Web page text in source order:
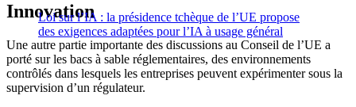
Loi sur l’IA : la présidence tchèque de l’UE propose
des exigences adaptées pour l’IA à usage général
Innovation
Une autre partie importante des discussions au Conseil de l’UE a
porté sur les bacs à sable réglementaires, des environnements
contrôlés dans lesquels les entreprises peuvent expérimenter sous la
supervision d’un régulateur.